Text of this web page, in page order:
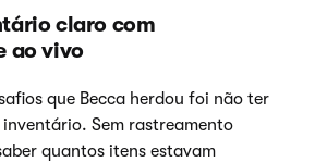
claro com
ao vivo
que Becca herdou foi não ter
Sem rastreamento
quantos itens estavam